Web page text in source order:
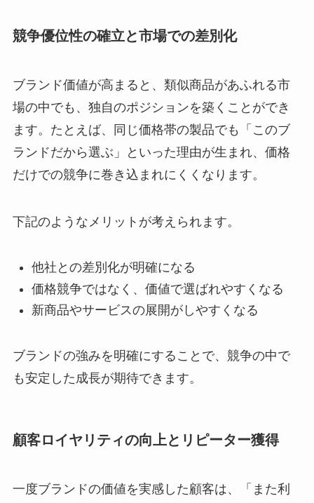
競争優位性の確立と市場での差別化
ブランド価値が高まると、類似商品があふれる市
場の中でも、独自のポジションを築くことができ
ます。たとえば、同じ価格帯の製品でも「このブ
ランドだから選ぶ」といった理由が生まれ、価格
だけでの競争に巻き込まれにくくなります。
下記のようなメリットが考えられます。
他社との差別化が明確になる
価格競争ではなく、価値で選ばれやすくなる
新商品やサービスの展開がしやすくなる
ブランドの強みを明確にすることで、競争の中で
も安定した成長が期待できます。
顧客ロイヤリティの向上とリピーター獲得
一度ブランドの価値を実感した顧客は、「また利